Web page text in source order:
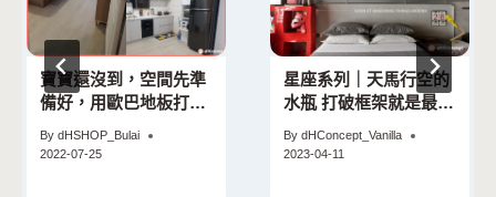
寶寶還沒到，空間先準
備好，用歐巴地板打造
By dHSHOP_Bulai
2022-07-25
星座系列｜天馬行空的
水瓶 打破框架就是最好
By dHConcept_Vanilla
2023-04-11